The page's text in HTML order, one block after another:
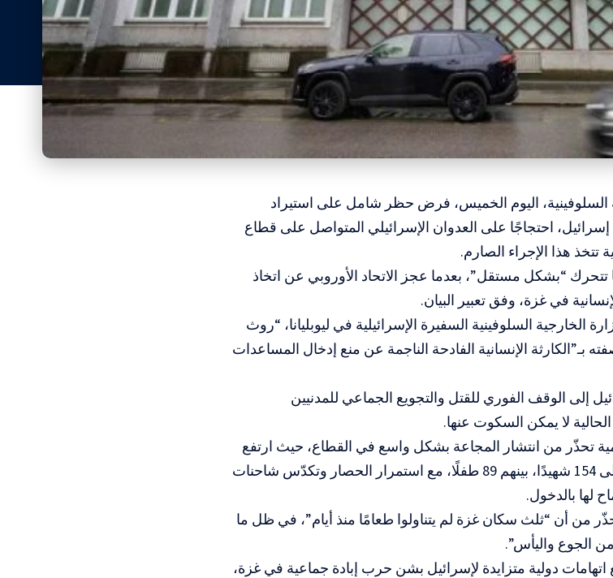
السلوفينية، اليوم الخميس، فرض حظر شامل على استيراد
احتجاجًا على العدوان الإسرائيلي المتواصل على قطاع
تتخذ هذا الإجراء الصارم.
“بشكل مستقل”، بعدما عجز الاتحاد الأوروبي عن اتخاذ
في غزة، وفق تعبير البيان.
السلوفينية السفيرة الإسرائيلية في ليوبليانا، “روث
بـ”الكارثة الإنسانية الفادحة الناجمة عن منع إدخال المساعدات
إلى الوقف الفوري للقتل والتجويع الجماعي للمدنيين
لا يمكن السكوت عنها.
تحذّر من انتشار المجاعة بشكل واسع في القطاع، حيث ارتفع
عدد ضحايا الجوع وسوء التغذية إلى 154 شهيدًا، بينهم 89 طفلًا، مع استمرار الحصار وتكدّس شاحنات
لها بالدخول.
من أن “ثلث سكان غزة لم يتناولوا طعامًا منذ أيام”، في ظل ما
الجوع واليأس”.
اتهامات دولية متزايدة لإسرائيل بشن حرب إبادة جماعية في غزة،